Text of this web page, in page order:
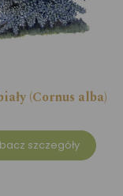
(Cornus alba)
szczegóły